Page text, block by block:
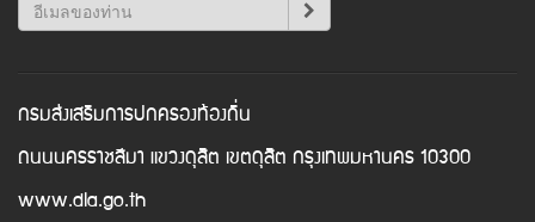
กรมส่งเสริมการปกครองท้องถิ่น
ถนนนครราชสีมา แขวงดุสิต เขตดุสิต กรุงเทพมหานคร 10300
www.dla.go.th